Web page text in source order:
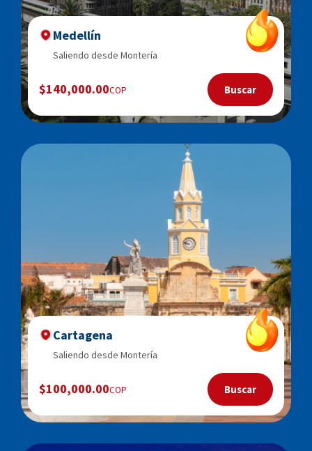
Medellín
Saliendo desde Montería
$140,000.00COP Buscar
Cartagena
Saliendo desde Montería
$100,000.00COP Buscar